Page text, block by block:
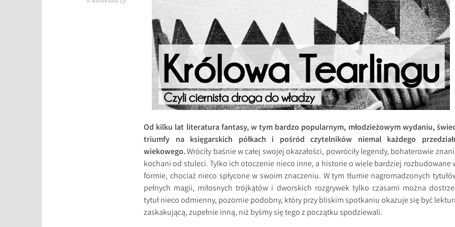
Od kilku lat literatura fantasy, w tym bardzo popularnym, młodzieżowym wydaniu,
triumfy na księgarskich półkach i pośród czytelników niemal każdego
wiekowego.Wróciły baśnie w całej swojej okazałości, powróciły legendy, bohaterowie
kochani od stuleci. Tylko ich otoczenie nieco inne, a historie o wiele bardziej rozbudowane
formie, chociaż nieco spłycone w swoim znaczeniu. W tym tłumie nagromadzonych
pełnych magii, miłosnych trójkątów i dworskich rozgrywek tylko czasami można
tytuł nieco odmienny, pozornie podobny, który przy bliskim spotkaniu okazuje się być
zaskakującą, zupełnie inną, niż byśmy się tego z początku spodziewali.